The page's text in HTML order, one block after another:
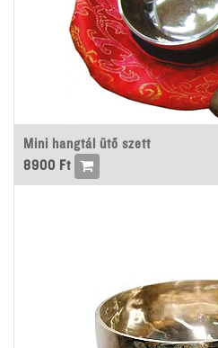
Mini hangtál ütő szett
8900 Ft